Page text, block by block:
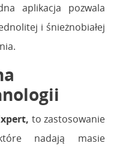
aplikacja pozwala
i śnieżnobiałej
to zastosowanie
nadają masie